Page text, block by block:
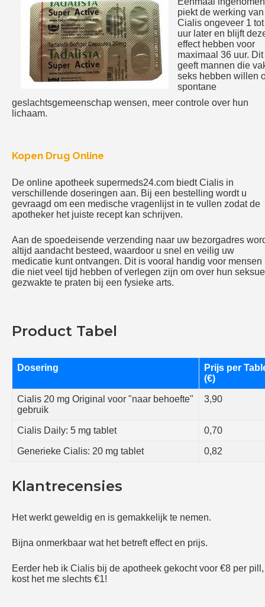
piekt de werking van
Cialis ongeveer 1
uur later en blijft
effect hebben voor
maximaal 36 uur. Dit
geeft mannen die
seks hebben willen
spontane
geslachtsgemeenschap wensen, meer controle over hun
lichaam.
Kopen Drug Online
De online apotheek supermeds24.com biedt Cialis in
verschillende doseringen aan. Bij een bestelling wordt u
gevraagd om een medische vragenlijst in te vullen zodat de
apotheker het juiste recept kan schrijven.
Aan de spoedeisende verzending naar uw bezorgadres
altijd aandacht besteed, waardoor u snel en veilig uw
medicatie kunt ontvangen. Dit is vooral handig voor mensen
die niet veel tijd hebben of verlegen zijn om over hun
gezwakte te praten bij een fysieke arts.
Product Tabel
Dosering
Prijs per
(€)
Cialis 20 mg Original voor "naar behoefte"
gebruik
3,90
Cialis Daily: 5 mg tablet 0,70
Generieke Cialis: 20 mg tablet 0,82
Klantrecensies
Het werkt geweldig en is gemakkelijk te nemen.
Bijna onmerkbaar wat het betreft effect en prijs.
Eerder heb ik Cialis bij de apotheek gekocht voor €8 per
kost het me slechts €1!